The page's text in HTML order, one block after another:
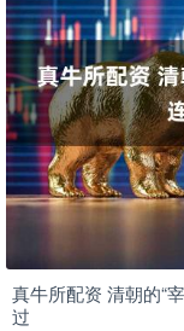
真牛所配资 清朝的“
过